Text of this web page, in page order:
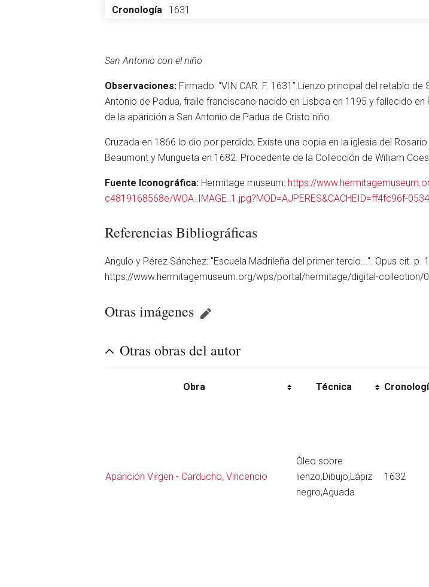
Cronología
1631
San Antonio con el niño
Observaciones: Firmado: “VIN CAR. F. 1631”.Lienzo principal del retablo
Antonio de Padua, fraile franciscano nacido en Lisboa en 1195 y fallecido
de la aparición a San Antonio de Padua de Cristo niño.
Cruzada en 1866 lo dio por perdido; Existe una copia en la iglesia del
Beaumont y Mungueta en 1682. Procedente de la Collección de William
Fuente Iconográfica: Hermitage museum: https://
c4819168568e/WOA_IMAGE_1.jpg?MOD=AJPERES&CACHEID=ff4fc96f-
Referencias Bibliográficas
Angulo y Pérez Sánchez: ''Escuela Madrileña del primer tercio...''. Opus cit. p.
https://www.hermitagemuseum.org/wps/portal/hermitage/digital-collection/
Otras imágenes
Otras obras del autor
Obra Técnica
Aparición Virgen - Carducho, Vincencio
Óleo sobre
lienzo,Dibujo,Lápiz
negro,Aguada
1632